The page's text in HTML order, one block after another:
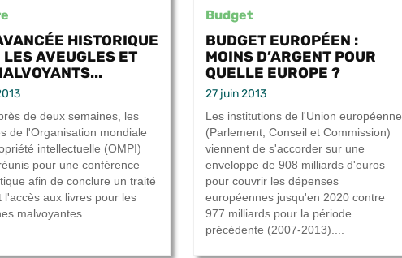
HISTORIQUE
LES AVEUGLES ET
de deux semaines, les
de l'Organisation mondiale
intellectuelle (OMPI)
pour une conférence
afin de conclure un traité
l'accès aux livres pour les
malvoyantes....
Budget
BUDGET EUROPÉEN :
MOINS D’ARGENT POUR
QUELLE EUROPE ?
27 juin 2013
Les institutions de l'Union européenne
(Parlement, Conseil et Commission)
viennent de s'accorder sur une
enveloppe de 908 milliards d'euros
pour couvrir les dépenses
européennes jusqu'en 2020 contre
977 milliards pour la période
précédente (2007-2013)....